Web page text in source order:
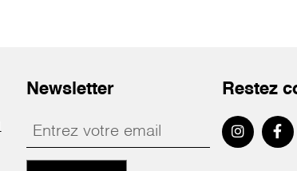
Newsletter Restez